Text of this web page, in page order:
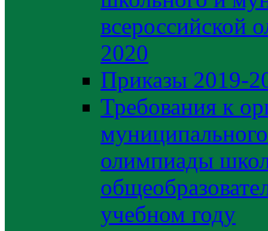
всероссийской
2020
Приказы 2019-
Требования к
олимпиады
учебном году